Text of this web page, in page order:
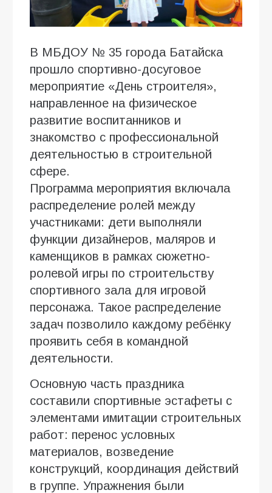
В МБДОУ № 35 города Батайска
прошло спортивно-досуговое
мероприятие «День строителя»,
направленное на физическое
развитие воспитанников и
знакомство с профессиональной
деятельностью в строительной
сфере.
Программа мероприятия включала
распределение ролей между
участниками: дети выполняли
функции дизайнеров, маляров и
каменщиков в рамках сюжетно-
ролевой игры по строительству
спортивного зала для игровой
персонажа. Такое распределение
задач позволило каждому ребёнку
проявить себя в командной
деятельности.
Основную часть праздника
составили спортивные эстафеты с
элементами имитации строительных
работ: перенос условных
материалов, возведение
конструкций, координация действий
в группе. Упражнения были